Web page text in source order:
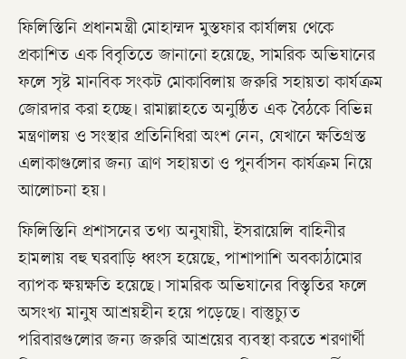
ফিলিস্তিনি প্রধানমন্ত্রী মোহাম্মদ মুস্তফার কার্যালয় থেকে
প্রকাশিত এক বিবৃতিতে জানানো হয়েছে, সামরিক অভিযানের
ফলে সৃষ্ট মানবিক সংকট মোকাবিলায় জরুরি সহায়তা কার্যক্রম
জোরদার করা হচ্ছে। রামাল্লাহতে অনুষ্ঠিত এক বৈঠকে বিভিন্ন
মন্ত্রণালয় ও সংস্থার প্রতিনিধিরা অংশ নেন, যেখানে ক্ষতিগ্রস্ত
এলাকাগুলোর জন্য ত্রাণ সহায়তা ও পুনর্বাসন কার্যক্রম নিয়ে
আলোচনা হয়।
ফিলিস্তিনি প্রশাসনের তথ্য অনুযায়ী, ইসরায়েলি বাহিনীর
হামলায় বহু ঘরবাড়ি ধ্বংস হয়েছে, পাশাপাশি অবকাঠামোর
ব্যাপক ক্ষয়ক্ষতি হয়েছে। সামরিক অভিযানের বিস্তৃতির ফলে
অসংখ্য মানুষ আশ্রয়হীন হয়ে পড়েছে। বাস্তুচ্যুত
পরিবারগুলোর জন্য জরুরি আশ্রয়ের ব্যবস্থা করতে শরণার্থী